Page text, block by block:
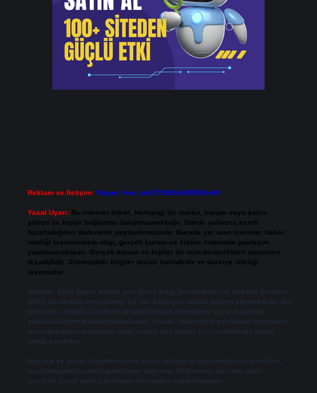
Reklam ve İletişim: Skype: live:.cid.575569c608265c69
Yasal Uyarı: Bu internet sitesi, herhangi bir marka, kurum veya şahıs
şirketi ile hiçbir bağlantısı bulunmamaktadır. Sitede yalnızca kendi
hazırladığımız makaleler paylaşılmaktadır. Burada yer alan içerikler haber
niteliği taşımamakta olup, gerçek kurum ve kişiler hakkında paylaşım
yapılmamaktadır. Gerçek kurum ve kişiler ile isim benzerlikleri tamamen
tesadüfidir. Sitemizdeki bilgiler taslak halindedir ve tavsiye niteliği
taşımazlar.
Sitemiz, 5651 Sayılı Kanun gereğince Bilgi Teknolojileri ve İletişim Kurumu
(BTK) tarafından onaylanmış bir Yer Sağlayıcı olarak hizmet vermektedir. Bu
nedenle, sitedeki içerikleri proaktif olarak denetleme veya araştırma
yükümlülüğümüz bulunmamaktadır. Ancak, üyelerimiz yazdıkları içeriklerin
sorumluluğunu taşımakta olup, siteye üye olarak bu sorumluluğu kabul
etmiş sayılırlar.
Hukuka ve yasal düzenlemelere aykırı olduğunu düşündüğünüz içerikleri,
backlinkpanelicomtr@gmail.com adresine bildirmeniz halinde, ilgili
içerikler yasal süre içerisinde sitemizden kaldırılacaktır.